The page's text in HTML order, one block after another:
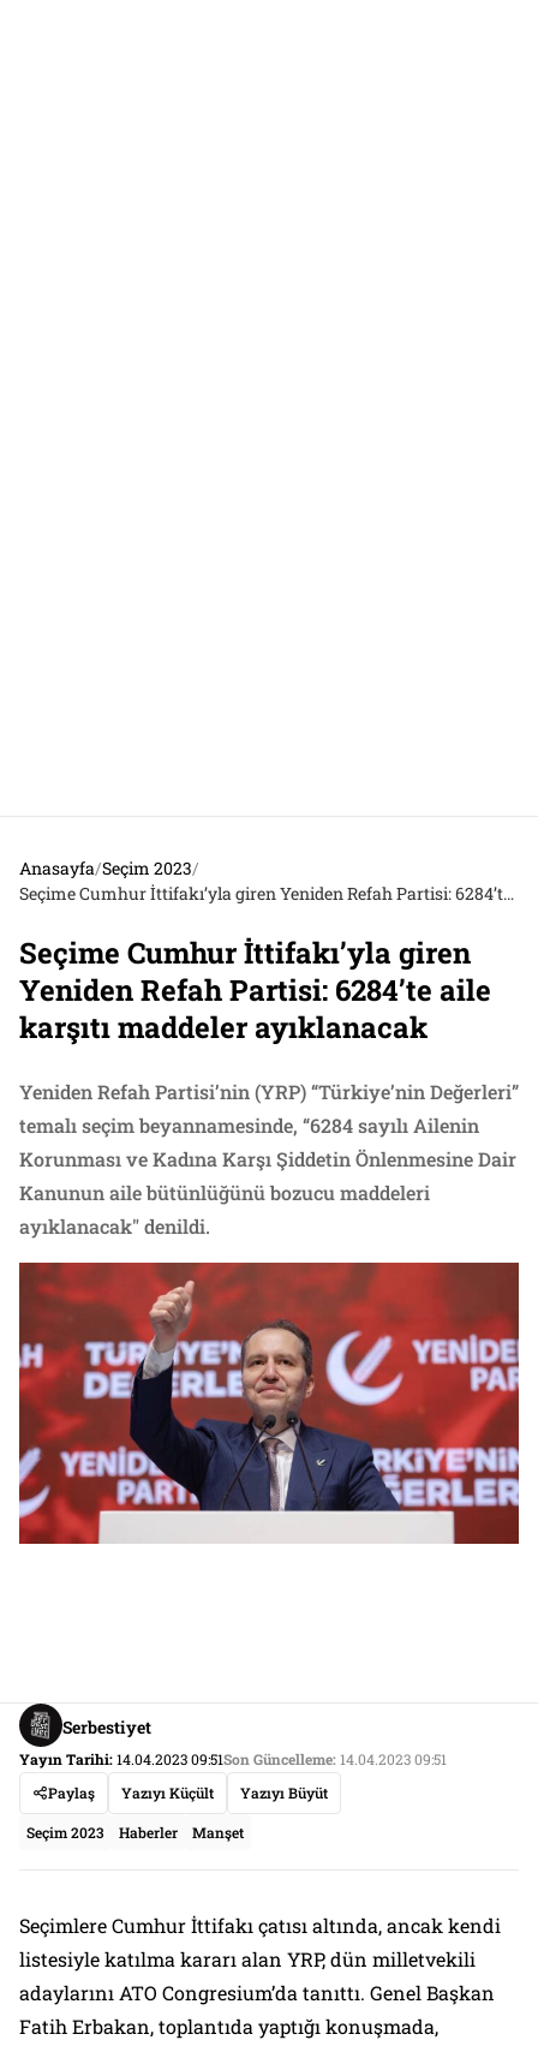
Anasayfa/Seçim 2023/
Seçime Cumhur İttifakı’yla giren Yeniden Refah Partisi: 6284’te aile karşıtı maddeler ayıklanacak
Seçime Cumhur İttifakı’yla giren
Yeniden Refah Partisi: 6284’te aile
karşıtı maddeler ayıklanacak
Yeniden Refah Partisi’nin (YRP) “Türkiye’nin Değerleri”
temalı seçim beyannamesinde, “6284 sayılı Ailenin
Korunması ve Kadına Karşı Şiddetin Önlenmesine Dair
Kanunun aile bütünlüğünü bozucu maddeleri
ayıklanacak" denildi.
Serbestiyet
Yayın Tarihi:14.04.2023 09:51Son Güncelleme:14.04.2023 09:51
Paylaş
Yazıyı Küçült Yazıyı Büyüt
Seçim 2023 Haberler Manşet
Seçimlere Cumhur İttifakı çatısı altında, ancak kendi
listesiyle katılma kararı alan YRP, dün milletvekili
adaylarını ATO Congresium’da tanıttı. Genel Başkan
Fatih Erbakan, toplantıda yaptığı konuşmada,